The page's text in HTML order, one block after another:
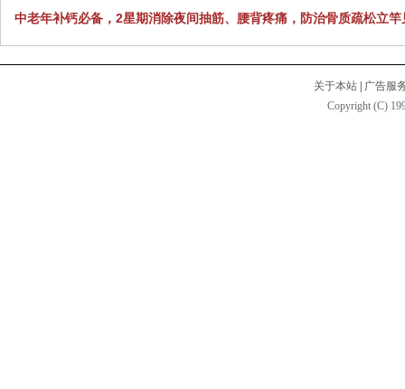
中老年补钙必备，2星期消除夜间抽筋、腰背疼痛，防治骨质疏松立竿
关于本站
广告服
Copyright (C)